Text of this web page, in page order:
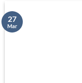
27
Mar